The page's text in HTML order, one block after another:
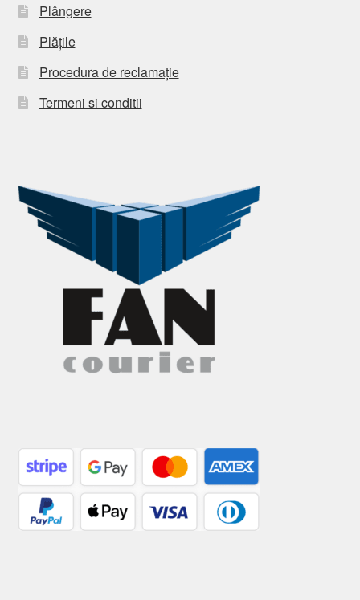
Plângere
Plățile
Procedura de reclamație
Termeni si conditii